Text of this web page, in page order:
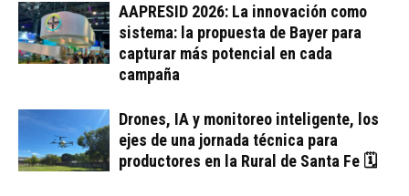
AAPRESID 2026: La innovación como
sistema: la propuesta de Bayer para
capturar más potencial en cada
campaña
Drones, IA y monitoreo inteligente, los
ejes de una jornada técnica para
productores en la Rural de Santa Fe 🗓